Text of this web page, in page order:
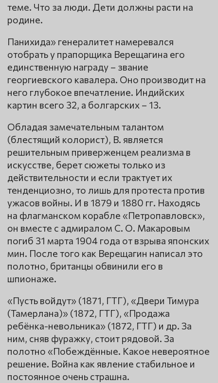
теме. Что за люди. Дети должны расти на
родине.
Панихида» генералитет намеревался
отобрать у прапорщика Верещагина его
единственную награду – звание
георгиевского кавалера. Оно производит на
него глубокое впечатление. Индийских
картин всего 32, а болгарских – 13.
Обладая замечательным талантом
(блестящий колорист), В. является
решительным приверженцем реализма в
искусстве, берет сюжеты только из
действительности и если трактует их
тенденциозно, то лишь для протеста против
ужасов войны. И в 1879 и 1880 гг. Находясь
на флагманском корабле «Петропавловск»,
он вместе с адмиралом С. О. Макаровым
погиб 31 марта 1904 года от взрыва японских
мин. После того как Верещагин написал это
полотно, британцы обвинили его в
шпионаже.
«Пусть войдут» (1871, ГТГ), «Двери Тимура
(Тамерлана)» (1872, ГТГ), «Продажа
ребёнка-невольника» (1872, ГТГ) и др. За
ним, сняв фуражку, стоит рядовой. За
полотно «Побеждённые. Какое невероятное
решение. Война как явление стабильное и
постоянное очень страшна.